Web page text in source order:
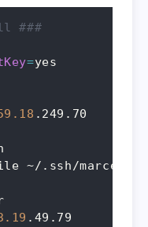
###
=yes
.249.70
~/.ssh/
.49.79